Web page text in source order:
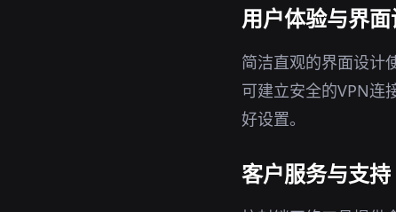
用户体验与界
简洁直观的界面设计
可建立安全的VPN连
好设置。
客户服务与支持